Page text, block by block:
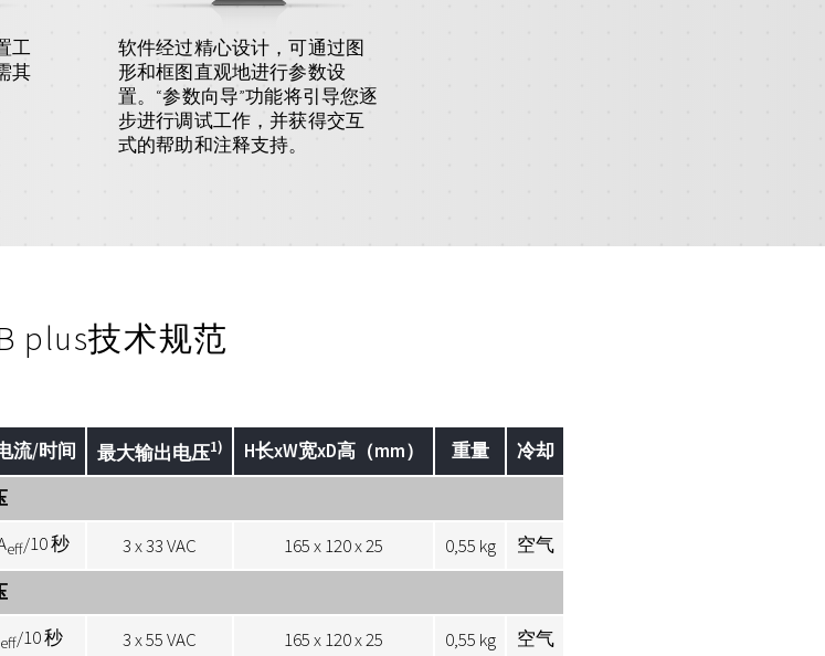
工
其
软件经过精心设计，可通过图
形和框图直观地进行参数设
置。“参数向导”功能将引导您逐
步进行调试工作，并获得交互
式的帮助和注释支持。
plus技术规范
流/时间 最大输出电压1) H长xW宽xD高（mm） 重量
冷却
eff/10 秒 3 x 33 VAC 165 x 120 x 25 0,55 kg
空气
eff/10 秒 3 x 55 VAC 165 x 120 x 25 0,55 kg 空气